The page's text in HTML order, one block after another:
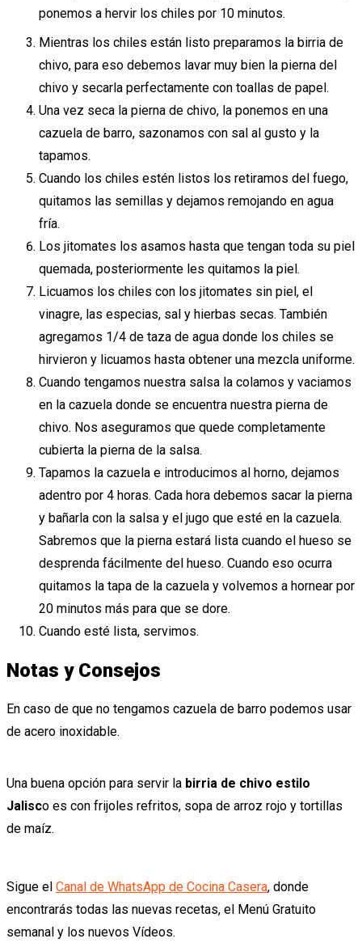
ponemos a hervir los chiles por 10 minutos.
Mientras los chiles están listo preparamos la birria de
chivo, para eso debemos lavar muy bien la pierna del
chivo y secarla perfectamente con toallas de papel.
Una vez seca la pierna de chivo, la ponemos en una
cazuela de barro, sazonamos con sal al gusto y la
tapamos.
Cuando los chiles estén listos los retiramos del fuego,
quitamos las semillas y dejamos remojando en agua
fría.
Los jitomates los asamos hasta que tengan toda su piel
quemada, posteriormente les quitamos la piel.
Licuamos los chiles con los jitomates sin piel, el
vinagre, las especias, sal y hierbas secas. También
agregamos 1/4 de taza de agua donde los chiles se
hirvieron y licuamos hasta obtener una mezcla uniforme.
Cuando tengamos nuestra salsa la colamos y vaciamos
en la cazuela donde se encuentra nuestra pierna de
chivo. Nos aseguramos que quede completamente
cubierta la pierna de la salsa.
Tapamos la cazuela e introducimos al horno, dejamos
adentro por 4 horas. Cada hora debemos sacar la pierna
y bañarla con la salsa y el jugo que esté en la cazuela.
Sabremos que la pierna estará lista cuando el hueso se
desprenda fácilmente del hueso. Cuando eso ocurra
quitamos la tapa de la cazuela y volvemos a hornear por
20 minutos más para que se dore.
Cuando esté lista, servimos.
Notas y Consejos
En caso de que no tengamos cazuela de barro podemos usar
de acero inoxidable.
Una buena opción para servir la birria de chivo estilo
Jalisco es con frijoles refritos, sopa de arroz rojo y tortillas
de maíz.
Sigue el Canal de WhatsApp de Cocina Casera, donde
encontrarás todas las nuevas recetas, el Menú Gratuito
semanal y los nuevos Vídeos.